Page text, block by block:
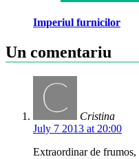
Imperiul furnicilor
Un comentariu
Cristina
July 7 2013 at 20:00
Extraordinar de frumos,